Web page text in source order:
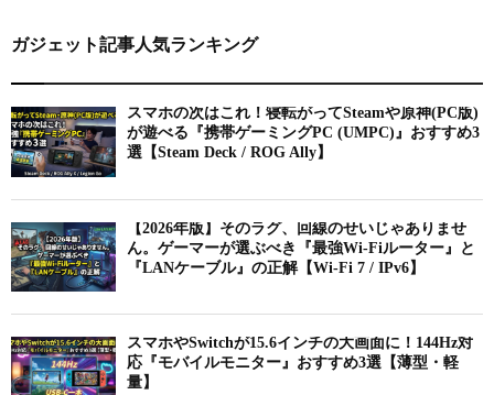
ガジェット記事人気ランキング
スマホの次はこれ！寝転がってSteamや原神(PC版)
が遊べる『携帯ゲーミングPC (UMPC)』おすすめ3
選【Steam Deck / ROG Ally】
【2026年版】そのラグ、回線のせいじゃありませ
ん。ゲーマーが選ぶべき『最強Wi-Fiルーター』と
『LANケーブル』の正解【Wi-Fi 7 / IPv6】
スマホやSwitchが15.6インチの大画面に！144Hz対
応『モバイルモニター』おすすめ3選【薄型・軽
量】